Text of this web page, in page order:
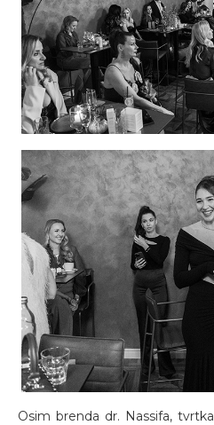
Osim brenda dr. Nassifa, tvrtka